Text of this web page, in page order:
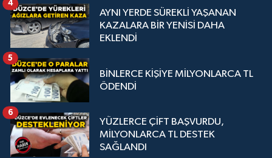
AYNI YERDE SÜREKLİ YAŞANAN
KAZALARA BİR YENİSİ DAHA
EKLENDİ
4
BİNLERCE KİŞİYE MİLYONLARCA TL
ÖDENDİ
5
YÜZLERCE ÇİFT BAŞVURDU,
MİLYONLARCA TL DESTEK
SAĞLANDI
6